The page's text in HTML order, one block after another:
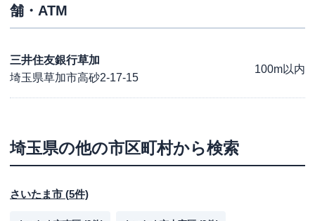
舗・ATM
三井住友銀行草加
埼玉県草加市高砂2-17-15
100m以内
埼玉県の他の市区町村から検索
さいたま市 (5件)